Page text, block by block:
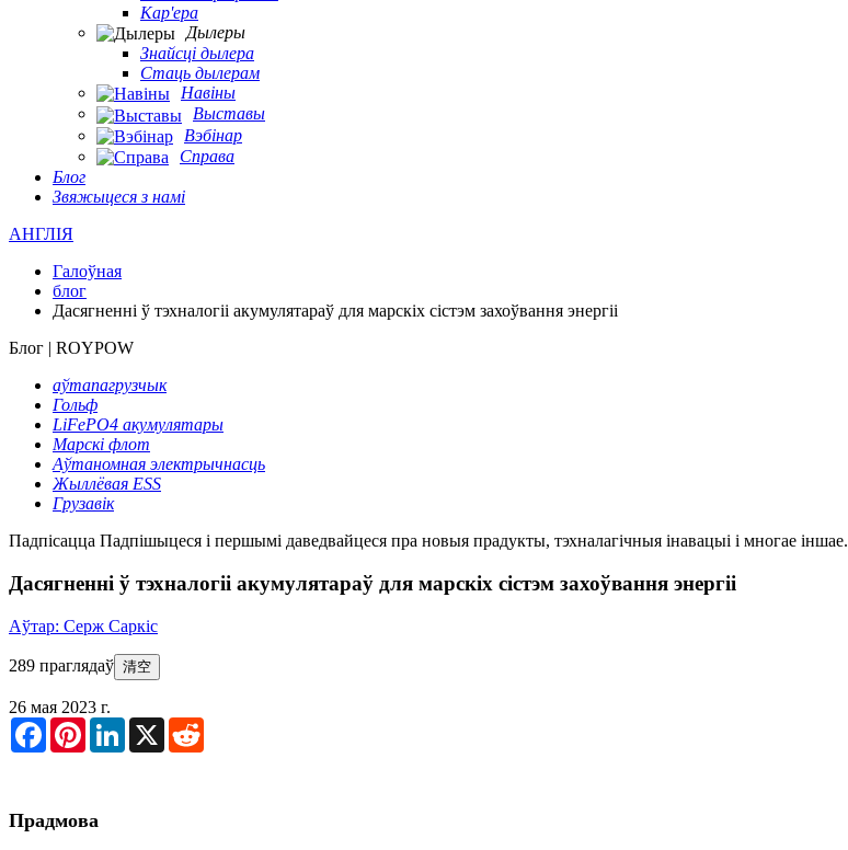
Кар'ера
Дылеры
Знайсці дылера
Стаць дылерам
Навіны
Выставы
Вэбінар
Справа
Блог
Звяжыцеся з намі
АНГЛІЯ
Галоўная
блог
Дасягненні ў тэхналогіі акумулятараў для марскіх сістэм захоўвання энергіі
Блог | ROYPOW
аўтапагрузчык
Гольф
LiFePO4 акумулятары
Марскі флот
Аўтаномная электрычнасць
Жыллёвая ESS
Грузавік
Падпісацца Падпішыцеся і першымі даведвайцеся пра новыя прадукты, тэхналагічныя інавацыі і многае іншае.
Дасягненні ў тэхналогіі акумулятараў для марскіх сістэм захоўвання энергіі
Аўтар: Серж Саркіс
289 праглядаў 清空
26 мая 2023 г.
FacebookPinterestLinkedIn
X
Прадмова